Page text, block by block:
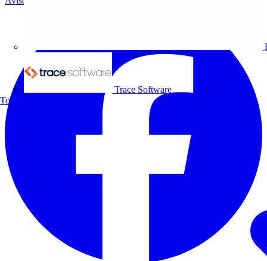
Trace Software
Todos los socios